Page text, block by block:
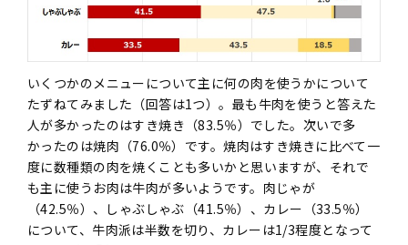
いくつかのメニューについて主に何の肉を使うかについて
たずねてみました（回答は1つ）。最も牛肉を使うと答えた
人が多かったのはすき焼き（83.5％）でした。次いで多
かったのは焼肉（76.0％）です。焼肉はすき焼きに比べて一
度に数種類の肉を焼くことも多いかと思いますが、それで
も主に使うお肉は牛肉が多いようです。肉じゃが
（42.5％）、しゃぶしゃぶ（41.5％）、カレー（33.5％）
について、牛肉派は半数を切り、カレーは1/3程度となって